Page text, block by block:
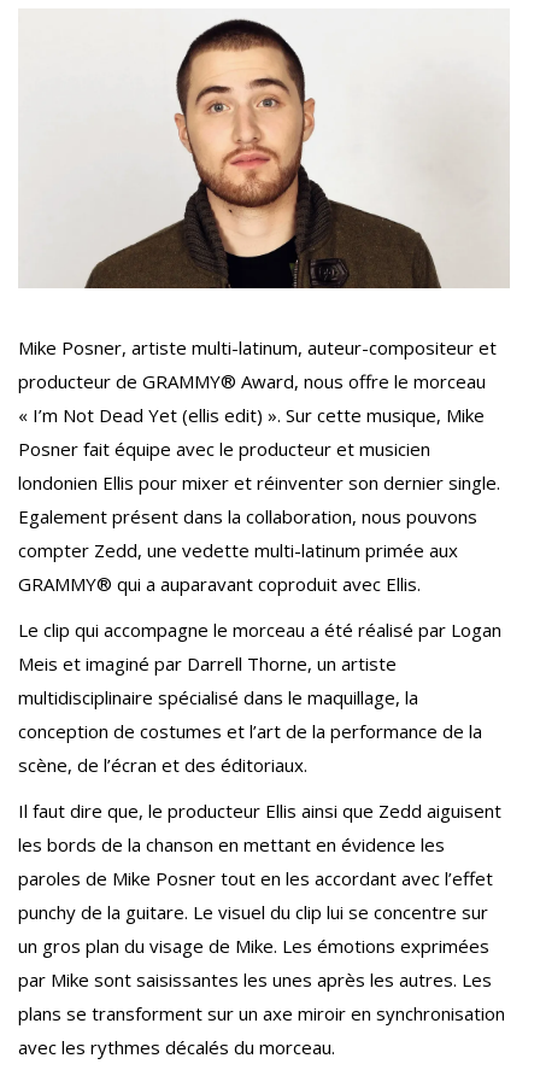
Mike Posner, artiste multi-latinum, auteur-compositeur et
producteur de GRAMMY® Award, nous offre le morceau
« I’m Not Dead Yet (ellis edit) ». Sur cette musique, Mike
Posner fait équipe avec le producteur et musicien
londonien Ellis pour mixer et réinventer son dernier single.
Egalement présent dans la collaboration, nous pouvons
compter Zedd, une vedette multi-latinum primée aux
GRAMMY® qui a auparavant coproduit avec Ellis.
Le clip qui accompagne le morceau a été réalisé par Logan
Meis et imaginé par Darrell Thorne, un artiste
multidisciplinaire spécialisé dans le maquillage, la
conception de costumes et l’art de la performance de la
scène, de l’écran et des éditoriaux.
Il faut dire que, le producteur Ellis ainsi que Zedd aiguisent
les bords de la chanson en mettant en évidence les
paroles de Mike Posner tout en les accordant avec l’effet
punchy de la guitare. Le visuel du clip lui se concentre sur
un gros plan du visage de Mike. Les émotions exprimées
par Mike sont saisissantes les unes après les autres. Les
plans se transforment sur un axe miroir en synchronisation
avec les rythmes décalés du morceau.